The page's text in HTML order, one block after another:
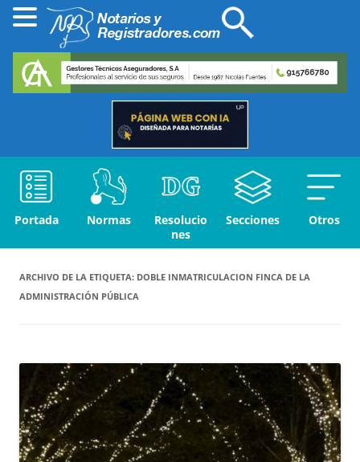
Portada Normas
Resolucio
nes
Secciones Otros
ARCHIVO DE LA ETIQUETA: DOBLE INMATRICULACION FINCA DE LA
ADMINISTRACIÓN PÚBLICA